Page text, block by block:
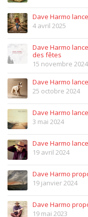
Dave Harmo
4 avril 2025
Dave Harmo
des fêtes
15 novembre 2024
Dave Harmo
25 octobre 2024
Dave Harmo
3 mai 2024
Dave Harmo
19 avril 2024
Dave Harmo
19 janvier 2024
Dave Harmo
19 mai 2023